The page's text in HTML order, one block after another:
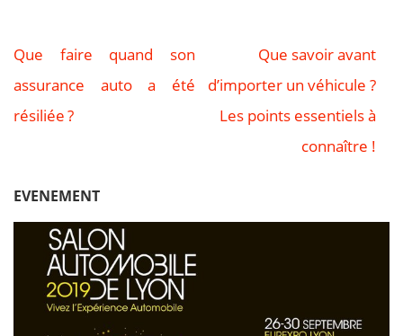
Navigation
de
Que faire quand son
assurance auto a été
résiliée ?
Que savoir avant
d’importer un véhicule ?
Les points essentiels à
connaître !
EVENEMENT